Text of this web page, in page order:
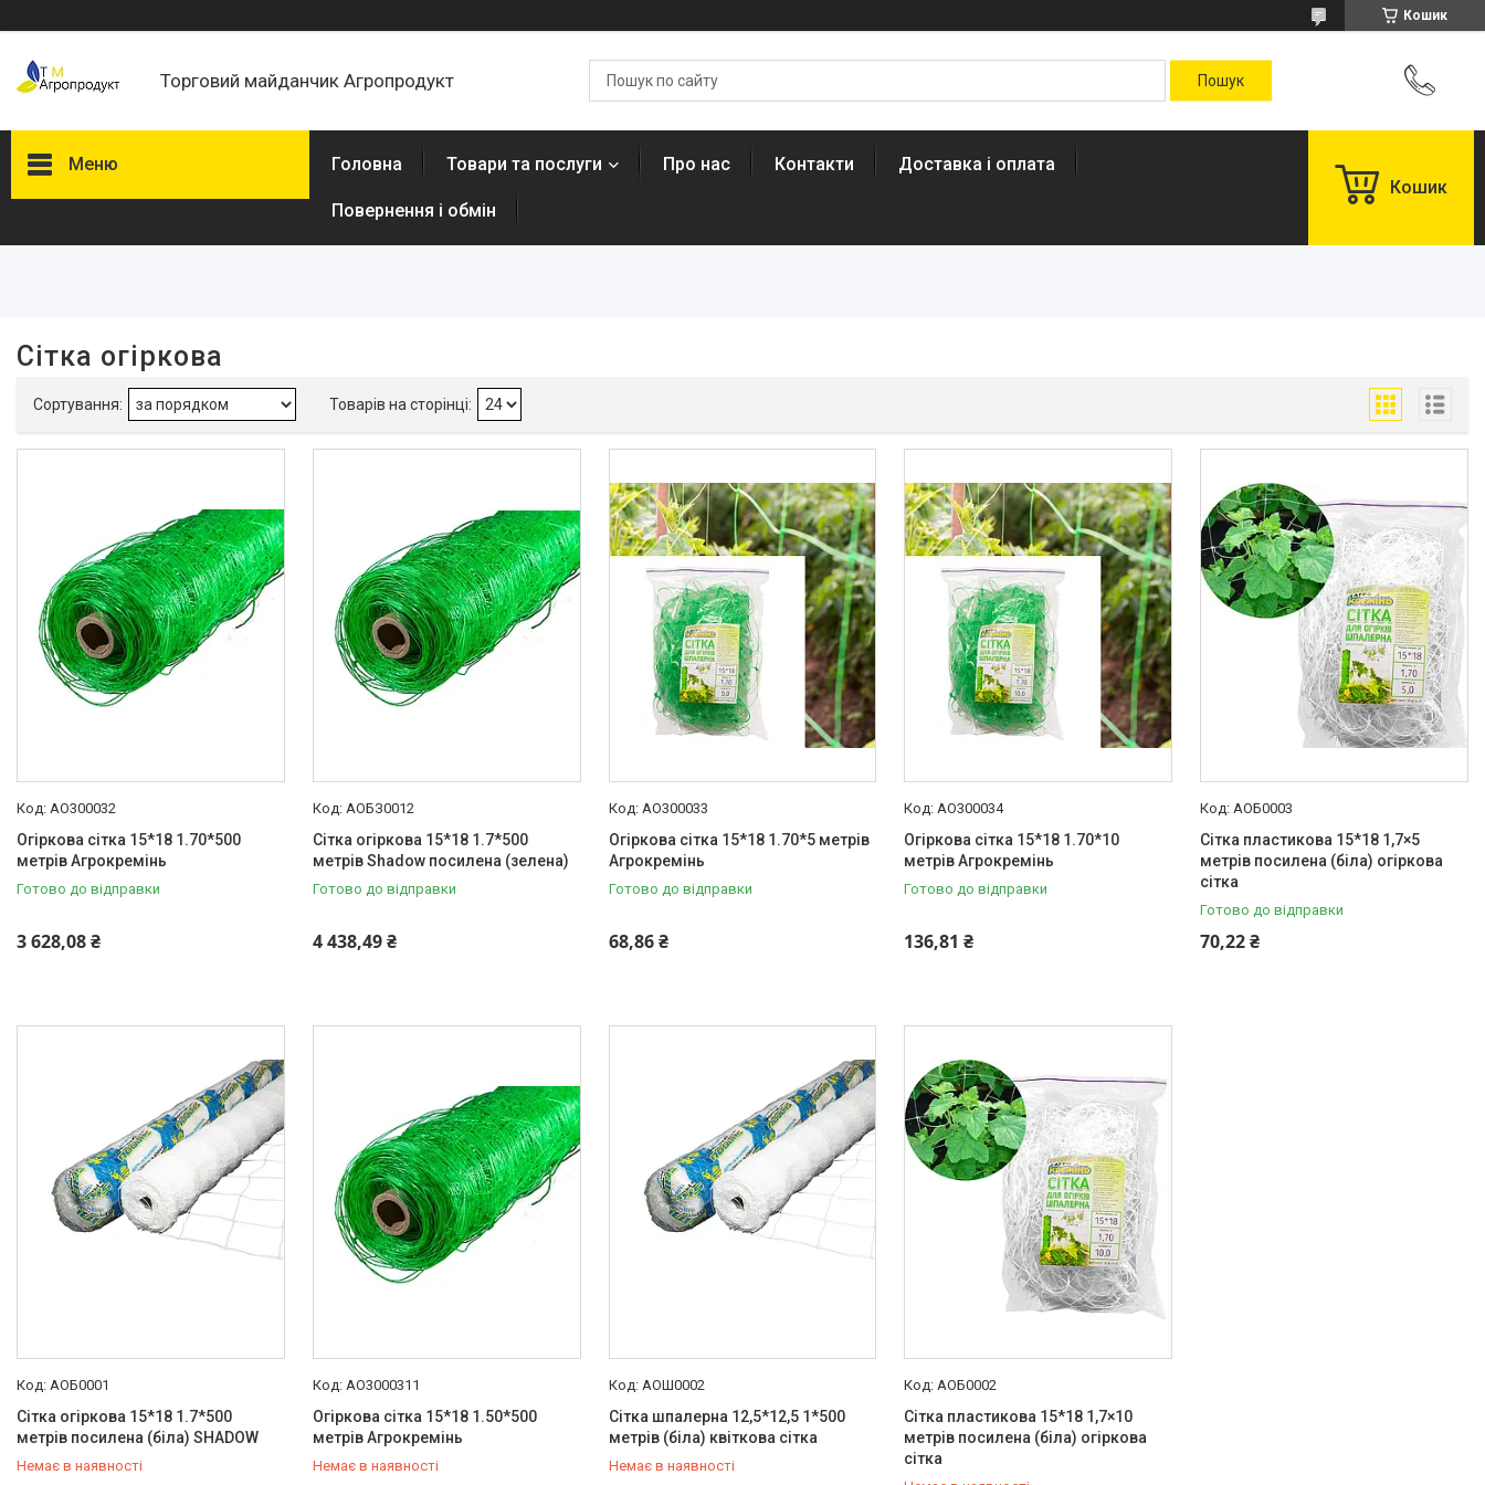
Кошик
Торговий майданчик Агропродукт
Меню
Так 5
Виробник
Товари та послуги
Новини
Статті
Про нас
Відгуки
Доставка та оплата
Головна Товари та послуги Про нас Контакти Доставка і оплата
Повернення і обмін
Кошик
Сітка огіркова
АО300032
Огіркова сітка 15*18 1.70*500
метрів Агрокремінь
Готово до відправки
3 628,08 ₴
АОБЗ0012
Сітка огіркова 15*18 1.7*500
метрів Shadow посилена (зелена)
Готово до відправки
4 438,49 ₴
АО300033
Огіркова сітка 15*18 1.70*5 метрів
Агрокремінь
Готово до відправки
68,86 ₴
АО300034
Огіркова сітка 15*18 1.70*10
метрів Агрокремінь
Готово до відправки
136,81 ₴
АОБ0003
Сітка пластикова 15*18 1,7×5
метрів посилена (біла) огіркова
сітка
Готово до відправки
70,22 ₴
АОБ0001
Сітка огіркова 15*18 1.7*500
метрів посилена (біла) SHADOW
Немає в наявності
АО3000311
Огіркова сітка 15*18 1.50*500
метрів Агрокремінь
Немає в наявності
АОШ0002
Сітка шпалерна 12,5*12,5 1*500
метрів (біла) квіткова сітка
Немає в наявності
АОБ0002
Сітка пластикова 15*18 1,7×10
метрів посилена (біла) огіркова
сітка